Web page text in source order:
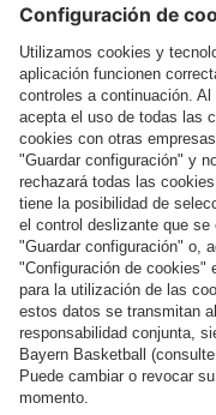
Síguenos
Pago y entrega
FC Bayern Store App